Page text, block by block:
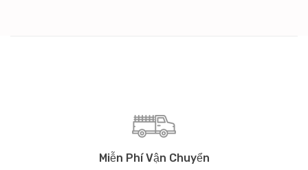
Miễn Phí Vận Chuyển